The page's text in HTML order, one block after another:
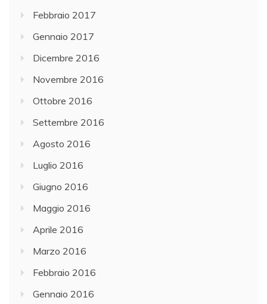
Febbraio 2017
Gennaio 2017
Dicembre 2016
Novembre 2016
Ottobre 2016
Settembre 2016
Agosto 2016
Luglio 2016
Giugno 2016
Maggio 2016
Aprile 2016
Marzo 2016
Febbraio 2016
Gennaio 2016